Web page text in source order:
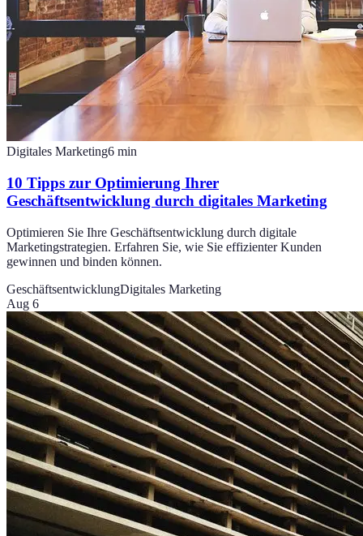
Digitales Marketing6 min
10 Tipps zur Optimierung Ihrer
Geschäftsentwicklung durch digitales Marketing
Optimieren Sie Ihre Geschäftsentwicklung durch digitale
Marketingstrategien. Erfahren Sie, wie Sie effizienter Kunden
gewinnen und binden können.
GeschäftsentwicklungDigitales Marketing
Aug 6